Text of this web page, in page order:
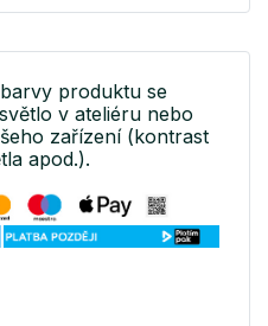
produktu se
v ateliéru nebo
zařízení (kontrast
apod.).